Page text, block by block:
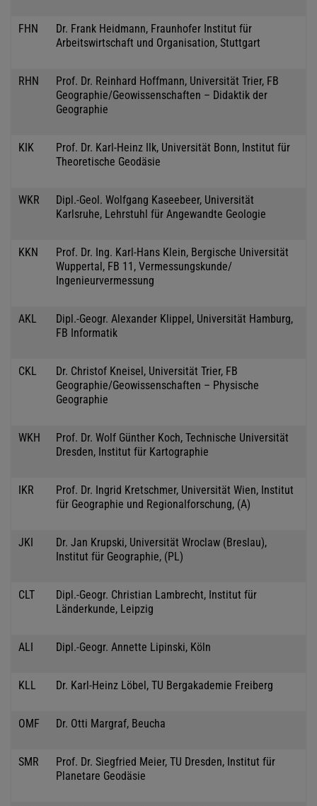
FHN
Dr. Frank Heidmann, Fraunhofer Institut für
Arbeitswirtschaft und Organisation, Stuttgart
RHN
Prof. Dr. Reinhard Hoffmann, Universität Trier, FB
Geographie/Geowissenschaften – Didaktik der
Geographie
KIK
Prof. Dr. Karl-Heinz Ilk, Universität Bonn, Institut für
Theoretische Geodäsie
WKR
Dipl.-Geol. Wolfgang Kaseebeer, Universität
Karlsruhe, Lehrstuhl für Angewandte Geologie
KKN
Prof. Dr. Ing. Karl-Hans Klein, Bergische Universität
Wuppertal, FB 11, Vermessungskunde/
Ingenieurvermessung
AKL
Dipl.-Geogr. Alexander Klippel, Universität Hamburg,
FB Informatik
CKL
Dr. Christof Kneisel, Universität Trier, FB
Geographie/Geowissenschaften – Physische
Geographie
WKH
Prof. Dr. Wolf Günther Koch, Technische Universität
Dresden, Institut für Kartographie
IKR
Prof. Dr. Ingrid Kretschmer, Universität Wien, Institut
für Geographie und Regionalforschung, (A)
JKI
Dr. Jan Krupski, Universität Wroclaw (Breslau),
Institut für Geographie, (PL)
CLT
Dipl.-Geogr. Christian Lambrecht, Institut für
Länderkunde, Leipzig
ALI Dipl.-Geogr. Annette Lipinski, Köln
KLL Dr. Karl-Heinz Löbel, TU Bergakademie Freiberg
OMF Dr. Otti Margraf, Beucha
SMR
Prof. Dr. Siegfried Meier, TU Dresden, Institut für
Planetare Geodäsie